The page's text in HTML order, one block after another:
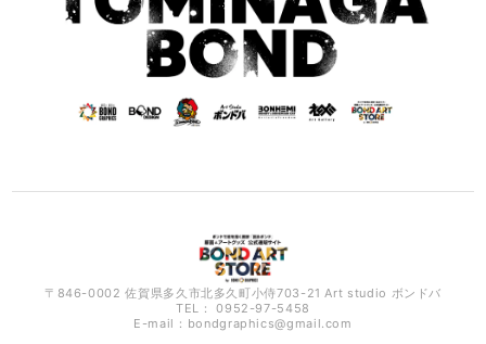
〒846-0002 佐賀県多久市北多久町小侍703-21 Art studio ボンドバ
TEL： 0952-97-5458
E-mail： bondgraphics@gmail.com